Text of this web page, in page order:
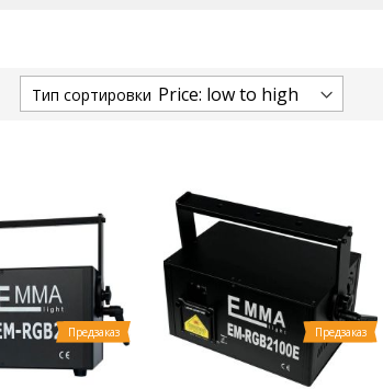
Тип сортировки
Предзаказ Предзаказ